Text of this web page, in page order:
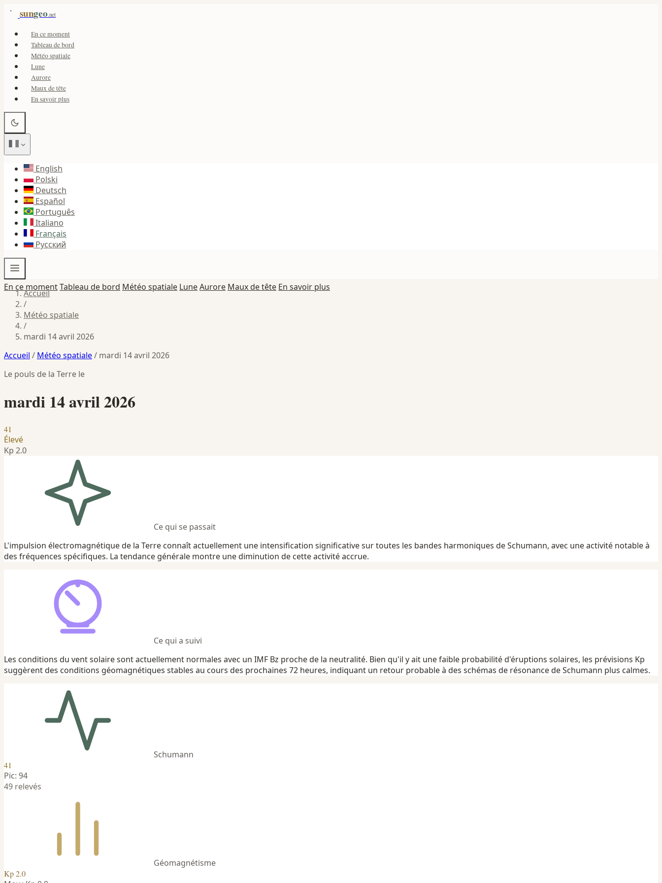
sungeo.net
En ce moment
Tableau de bord
Météo spatiale
Lune
Aurore
Maux de tête
En savoir plus
English
Polski
Deutsch
Español
Português
Italiano
Français
Русский
En ce momentTableau de bord Météo spatiale LuneAurore Maux de tête En savoir plus
Accueil
/
Météo spatiale
/
mardi 14 avril 2026
Accueil / Météo spatiale/ mardi 14 avril 2026
Le pouls de la Terre le
mardi 14 avril 2026
41
Élevé
Kp 2.0
Ce qui se passait
L'impulsion électromagnétique de la Terre connaît actuellement une intensification significative sur toutes les bandes harmoniques de Schumann, avec une activité notable à
des fréquences spécifiques. La tendance générale montre une diminution de cette activité accrue.
Ce qui a suivi
Les conditions du vent solaire sont actuellement normales avec un IMF Bz proche de la neutralité. Bien qu'il y ait une faible probabilité d'éruptions solaires, les prévisions Kp
suggèrent des conditions géomagnétiques stables au cours des prochaines 72 heures, indiquant un retour probable à des schémas de résonance de Schumann plus calmes.
Schumann
41
Pic: 94
49 relevés
Géomagnétisme
Kp 2.0